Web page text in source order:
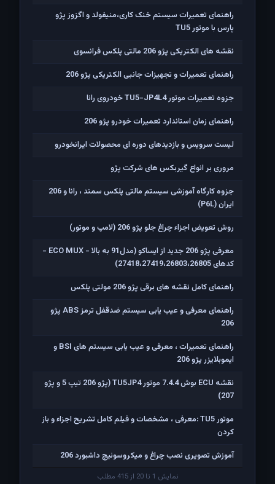
راهنمای تعمیرات سیستم خنک کاری،منیفولد و اگزوز پژو
پارس با موتور TU5
نقشه های الکتریکی پژو 206 مالتی پلکس فرانسوی
راهنمای تعمیرات و تجهیزات جانبی الکتریکی پژو 206
جزوه تعمیرات موتور TU5-JP4L4 خودروی رانا
راهنمای زمان استاندارد تعمیرات خودرو پژو 206
لیست سرویس و بازدیدهای دوره ای محصولات ایرانخودرو
مروری بر انواع گیربکس های شرکت پژو
جزوه کارگاه آموزشی سیستم مالتی پلکس سمند ، رانا و 206
ايران (P6L)
روش تعویض اجزاء چراغ جلو پژو 206 (لامپ و موتور)
معرفی پژو 206 جدید از ایساکو (مدل91 به بالا - ECO MUX -
کدهای 27418،27419،26803،26805)
راهنمای کامل نقشه های برقی پژو 206 مولتی پلکس
راهنمای معرفی و عیب یابی سیستم ضدقفل ترمز ABS پژو
206
راهنمای تعمیرات ، معرفی و عیب یابی سیستم های BSI و
ایموبلایزر پژو 206
نقشه ECU بوش 7.4.4 موتور TU5JP4 (پژو 206 تیپ 5 و پژو
207)
موتور TU5 :معرفی ، مشخصات و فیلم کامل تشریح اجزاء و باز
کردن
آموزش تصویری نصب چراغ و میکروسوئیچ داشبورد 206
نمایش 1 تا 20 از 415 مطلب